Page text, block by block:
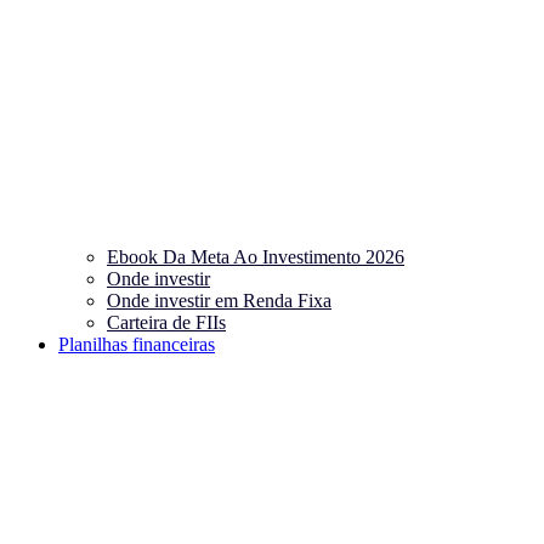
Ebook Da Meta Ao Investimento 2026
Onde investir
Onde investir em Renda Fixa
Carteira de FIIs
Planilhas financeiras